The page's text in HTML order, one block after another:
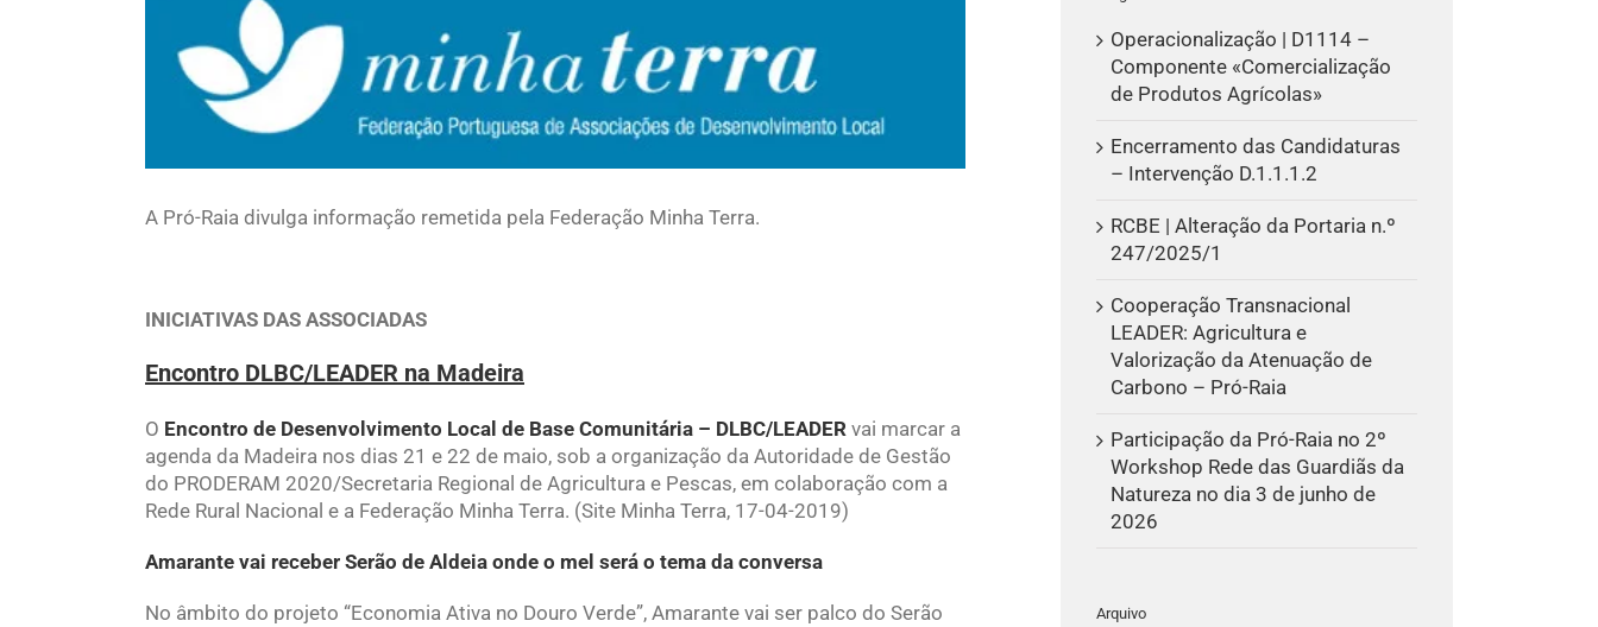
Image
A Pró-Raia divulga informação remetida pela Federação Minha Terra.
INICIATIVAS DAS ASSOCIADAS
Encontro DLBC/LEADER na Madeira
O Encontro de Desenvolvimento Local de Base Comunitária – DLBC/LEADER vai marcar a
agenda da Madeira nos dias 21 e 22 de maio, sob a organização da Autoridade de Gestão
do PRODERAM 2020/Secretaria Regional de Agricultura e Pescas, em colaboração com a
Rede Rural Nacional e a Federação Minha Terra. (Site Minha Terra, 17-04-2019)
Amarante vai receber Serão de Aldeia onde o mel será o tema da conversa
No âmbito do projeto “Economia Ativa no Douro Verde”, Amarante vai ser palco do Serão
Operacionalização | D1114 –
Componente «Comercialização
de Produtos Agrícolas»
Encerramento das Candidaturas
– Intervenção D.1.1.1.2
RCBE | Alteração da Portaria n.º
247/2025/1
Cooperação Transnacional
LEADER: Agricultura e
Valorização da Atenuação de
Carbono – Pró-Raia
Participação da Pró-Raia no 2º
Workshop Rede das Guardiãs da
Natureza no dia 3 de junho de
2026
Arquivo